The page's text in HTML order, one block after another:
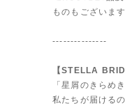
ものもございま
---------------
【STELLA
「星屑のきらめ
私たちが届ける